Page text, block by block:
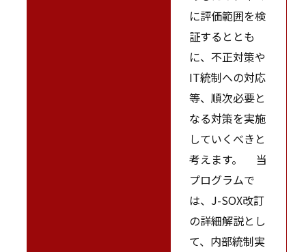
に評価範囲を検
証するととも
に、不正対策や
IT統制への対応
等、順次必要と
なる対策を実施
していくべきと
考えます。 当
プログラムで
は、J-SOX改訂
の詳細解説とし
て、内部統制実